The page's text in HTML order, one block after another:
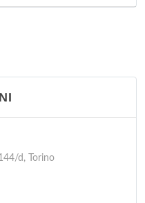
d, Torino